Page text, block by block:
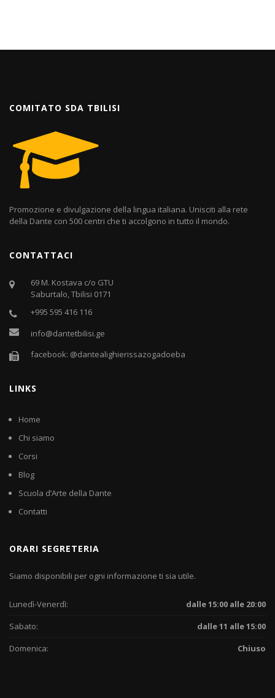
COMITATO SDA TBILISI
Promozione e divulgazione della lingua italiana. Unisciti alla rete
della Dante con 500 centri che ti accolgono in tutto il mondo.
CONTATTACI
69 M. Kostava c/o GTU
Saburtalo, Tbilisi 0171
+995 595 416 116
info@dantetbilisi.ge
facebook: @dantealighierissazogadoeba
LINKS
Home
Chi siamo
Corsi
Blog
Scuola d’Arte della Dante
Contatti
ORARI SEGRETERIA
Siamo disponibili per ogni informazione ti sia utile.
Lunedì-Venerdì:
dalle 15:00 alle 20:00
Sabato:
dalle 11 alle 15:00
Domenica:
Chiuso